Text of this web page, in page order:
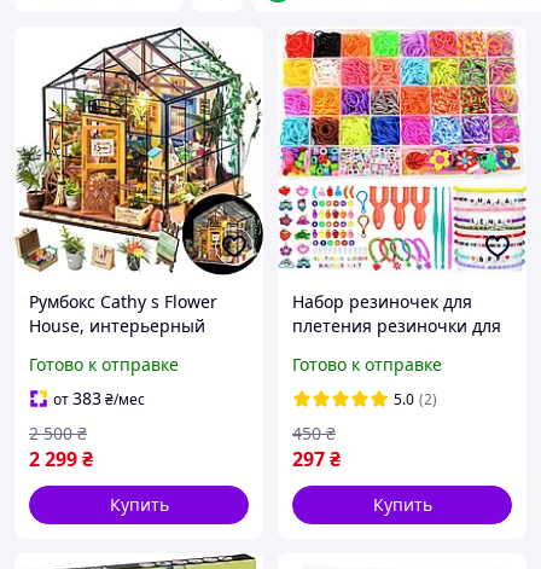
Румбокс Cathy s Flower
House, интерьерный
Готово к отправке
от383₴/мес
2 299₴
2 500 ₴
Купить
Набор резиночек для
плетения резиночки для
плетения браслетов из
резиночек 2500 шт 32
цвета
Готово к отправке
5.0 (2)
297₴
450 ₴
Купить